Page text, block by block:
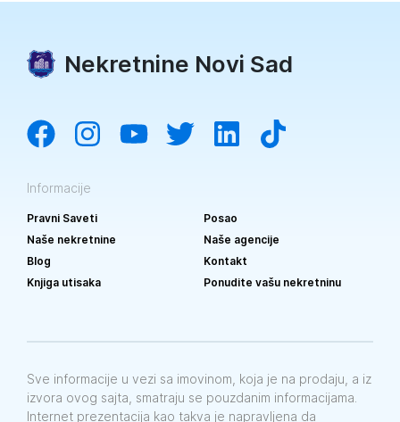
Nekretnine Novi Sad
Informacije
Pravni Saveti
Posao
Naše nekretnine
Naše agencije
Blog
Kontakt
Knjiga utisaka
Ponudite vašu nekretninu
Sve informacije u vezi sa imovinom, koja je na prodaju, a iz
izvora ovog sajta, smatraju se pouzdanim informacijama.
Internet prezentacija kao takva je napravljena da